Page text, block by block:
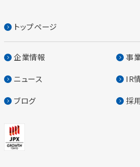
トップページ
企業情報 事
ニュース IR
ブログ 採